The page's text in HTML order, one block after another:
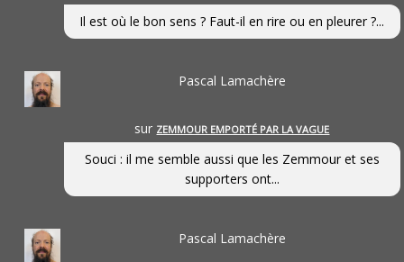
Il est où le bon sens ? Faut-il en rire ou en pleurer ?...
Pascal Lamachère
sur ZEMMOUR EMPORTÉ PAR LA VAGUE
Souci : il me semble aussi que les Zemmour et ses
supporters ont...
Pascal Lamachère